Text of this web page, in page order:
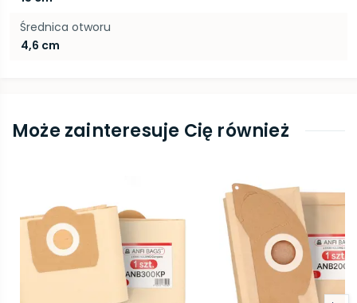
Średnica otworu
4,6 cm
Może zainteresuje Cię również